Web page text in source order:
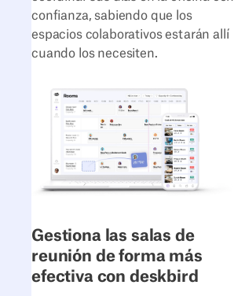
confianza, sabiendo que los
espacios colaborativos estarán allí
cuando los necesiten.
Gestiona las salas de
reunión de forma más
efectiva con deskbird